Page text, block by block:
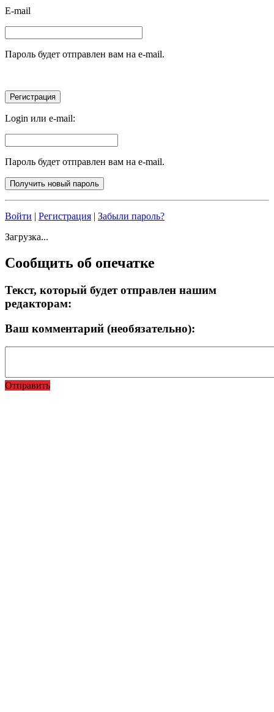
E-mail
Пароль будет отправлен вам на e-mail.
Login или e-mail:
Пароль будет отправлен вам на e-mail.
Войти | Регистрация | Забыли пароль?
Загрузка...
Сообщить об опечатке
Текст, который будет отправлен нашим
редакторам:
Ваш комментарий (необязательно):
Отправить